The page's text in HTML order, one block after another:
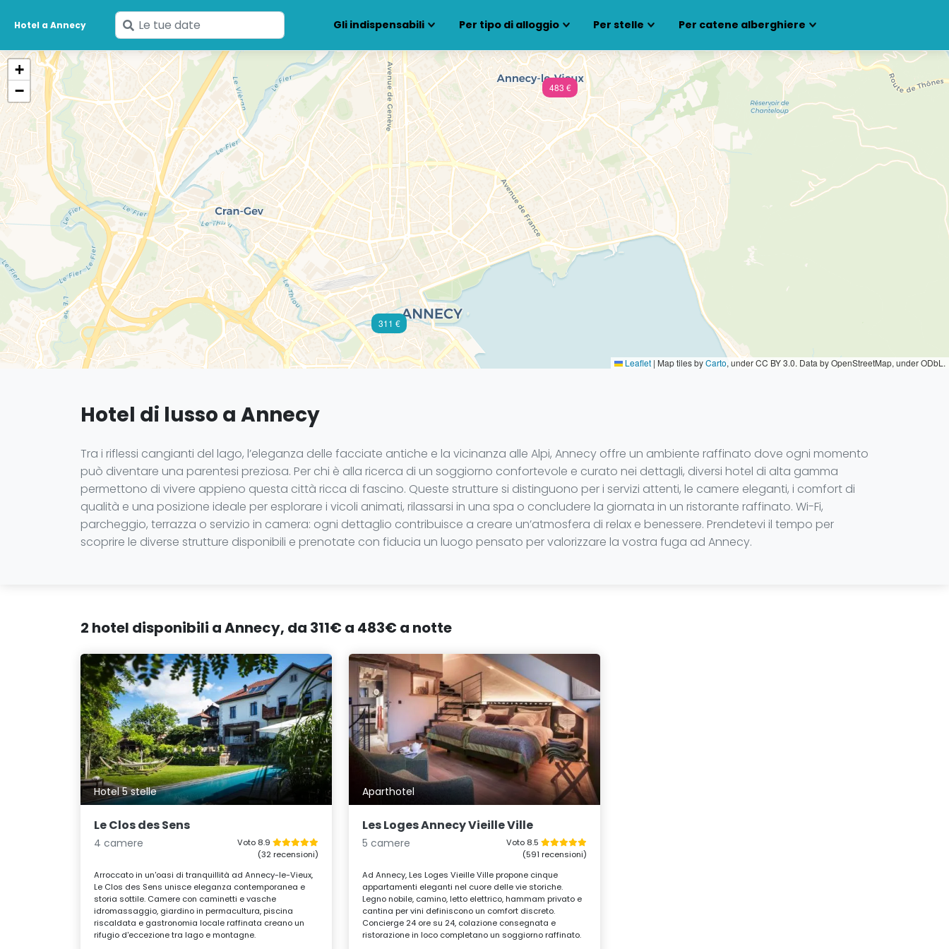
Hotel a Annecy
Inserisci
le
tue
date
Gli indispensabili Per tipo di alloggio Per stelle Per catene alberghiere
483 €
311 €
+
−
Leaflet | Map tiles byCarto, under CC BY 3.0. Data by OpenStreetMap, under ODbL.
Hotel di lusso a Annecy
Tra i riflessi cangianti del lago, l’eleganza delle facciate antiche e la vicinanza alle Alpi, Annecy offre un ambiente raffinato dove ogni momento
può diventare una parentesi preziosa. Per chi è alla ricerca di un soggiorno confortevole e curato nei dettagli, diversi hotel di alta gamma
permettono di vivere appieno questa città ricca di fascino. Queste strutture si distinguono per i servizi attenti, le camere eleganti, i comfort di
qualità e una posizione ideale per esplorare i vicoli animati, rilassarsi in una spa o concludere la giornata in un ristorante raffinato. Wi-Fi,
parcheggio, terrazza o servizio in camera: ogni dettaglio contribuisce a creare un’atmosfera di relax e benessere. Prendetevi il tempo per
scoprire le diverse strutture disponibili e prenotate con fiducia un luogo pensato per valorizzare la vostra fuga ad Annecy.
2 hotel disponibili a Annecy, da 311€ a 483€ a notte
Hotel 5 stelle
Le Clos des Sens
4 camere
Voto 8.9
(32 recensioni)
Arroccato in un'oasi di tranquillità ad Annecy-le-Vieux,
Le Clos des Sens unisce eleganza contemporanea e
storia sottile. Camere con caminetti e vasche
idromassaggio, giardino in permacultura, piscina
riscaldata e gastronomia locale raffinata creano un
rifugio d'eccezione tra lago e montagne.
Aparthotel
Les Loges Annecy Vieille Ville
5 camere
Voto 8.5
(591 recensioni)
Ad Annecy, Les Loges Vieille Ville propone cinque
appartamenti eleganti nel cuore delle vie storiche.
Legno nobile, camino, letto elettrico, hammam privato e
cantina per vini definiscono un comfort discreto.
Concierge 24 ore su 24, colazione consegnata e
ristorazione in loco completano un soggiorno raffinato.